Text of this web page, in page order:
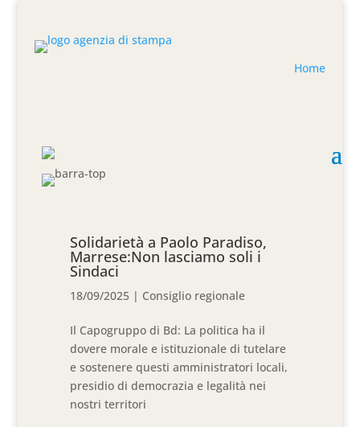
Home
Solidarietà a Paolo Paradiso,
Marrese:Non lasciamo soli i
Sindaci
18/09/2025 | Consiglio regionale
Il Capogruppo di Bd: La politica ha il
dovere morale e istituzionale di tutelare
e sostenere questi amministratori locali,
presidio di democrazia e legalità nei
nostri territori